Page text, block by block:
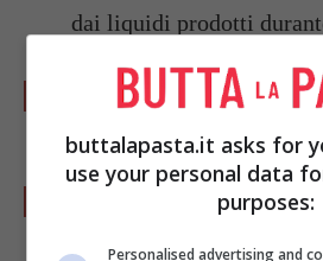
dai liquidi prodotti
Aggiungete il latte
Stendete uno strato di
buttalapasta.it asks for
use your personal data
purposes:
Personalised advertising and